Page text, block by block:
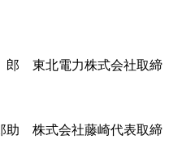
北電力株式会社取締
会社藤崎代表取締